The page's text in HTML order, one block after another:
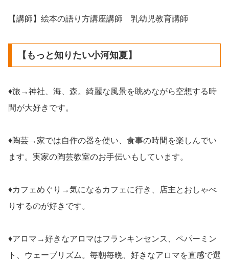
【講師】絵本の語り方講座講師 乳幼児教育講師
【もっと知りたい小河知夏】
♦旅→神社、海、森。綺麗な風景を眺めながら空想する時
間が大好きです。
♦陶芸→家では自作の器を使い、食事の時間を楽しんでい
ます。実家の陶芸教室のお手伝いもしています。
♦カフェめぐり→気になるカフェに行き、店主とおしゃべ
りするのが好きです。
♦アロマ→好きなアロマはフランキンセンス、ペパーミン
ト、ウェーブリズム。毎朝毎晩、好きなアロマを直感で選